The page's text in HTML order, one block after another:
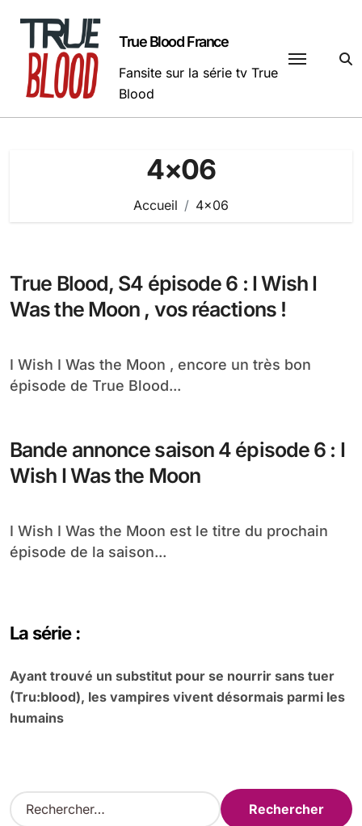
contenu
True Blood France
Fansite sur la série tv True
Blood
4×06
Accueil 4×06
True Blood, S4 épisode 6 : I Wish I
Was the Moon , vos réactions !
I Wish I Was the Moon , encore un très bon
épisode de True Blood...
Bande annonce saison 4 épisode 6 : I
Wish I Was the Moon
I Wish I Was the Moon est le titre du prochain
épisode de la saison...
La série :
Ayant trouvé un substitut pour se nourrir sans tuer
(Tru:blood), les vampires vivent désormais parmi les
humains
R
e